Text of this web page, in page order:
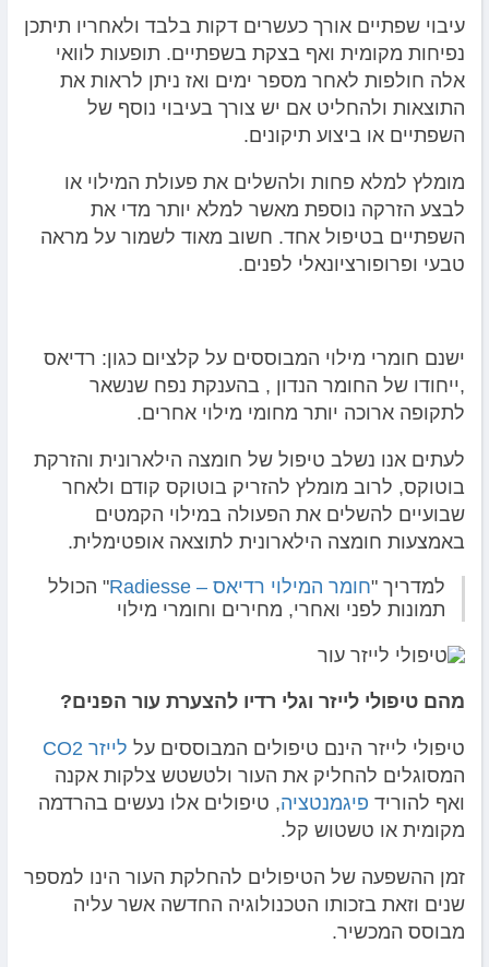
עיבוי שפתיים אורך כעשרים דקות בלבד ולאחריו תיתכן
נפיחות מקומית ואף בצקת בשפתיים. תופעות לוואי
אלה חולפות לאחר מספר ימים ואז ניתן לראות את
התוצאות ולהחליט אם יש צורך בעיבוי נוסף של
השפתיים או ביצוע תיקונים.
מומלץ למלא פחות ולהשלים את פעולת המילוי או
לבצע הזרקה נוספת מאשר למלא יותר מדי את
השפתיים בטיפול אחד. חשוב מאוד לשמור על מראה
טבעי ופרופורציונאלי לפנים.
ישנם חומרי מילוי המבוססים על קלציום כגון: רדיאס
,ייחודו של החומר הנדון , בהענקת נפח שנשאר
לתקופה ארוכה יותר מחומי מילוי אחרים.
לעתים אנו נשלב טיפול של חומצה הילארונית והזרקת
בוטוקס, לרוב מומלץ להזריק בוטוקס קודם ולאחר
שבועיים להשלים את הפעולה במילוי הקמטים
באמצעות חומצה הילארונית לתוצאה אופטימלית.
למדריך "חומר המילוי רדיאס – Radiesse
" הכולל
תמונות לפני ואחרי, מחירים וחומרי מילוי
מהם טיפולי לייזר וגלי רדיו להצערת עור הפנים?
טיפולי לייזר הינם טיפולים המבוססים על לייזר CO2
המסוגלים להחליק את העור ולטשטש צלקות אקנה
ואף להוריד פיגמנטציה, טיפולים אלו נעשים בהרדמה
מקומית או טשטוש קל.
זמן ההשפעה של הטיפולים להחלקת העור הינו למספר
שנים וזאת בזכותו הטכנולוגיה החדשה אשר עליה
מבוסס המכשיר.